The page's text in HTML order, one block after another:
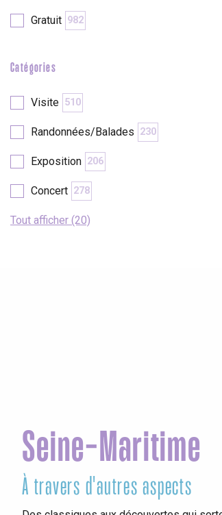
Gratuit 982
Catégories
Visite 510
Randonnées/Balades 230
Exposition 206
Concert 278
Tout afficher (20)
Seine-Maritime
À travers d'autres aspects